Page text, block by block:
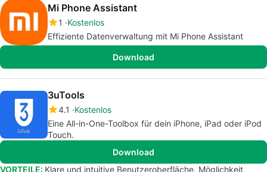
Mi Phone Assistant
1
Kostenlos
Effiziente Datenverwaltung mit Mi Phone Assistant
Download
3uTools
4.1
Kostenlos
Eine All-in-One-Toolbox für dein iPhone, iPad oder iPod
Touch.
Download
VORTEILE: Klare und intuitive Benutzeroberfläche. Möglichkeit,